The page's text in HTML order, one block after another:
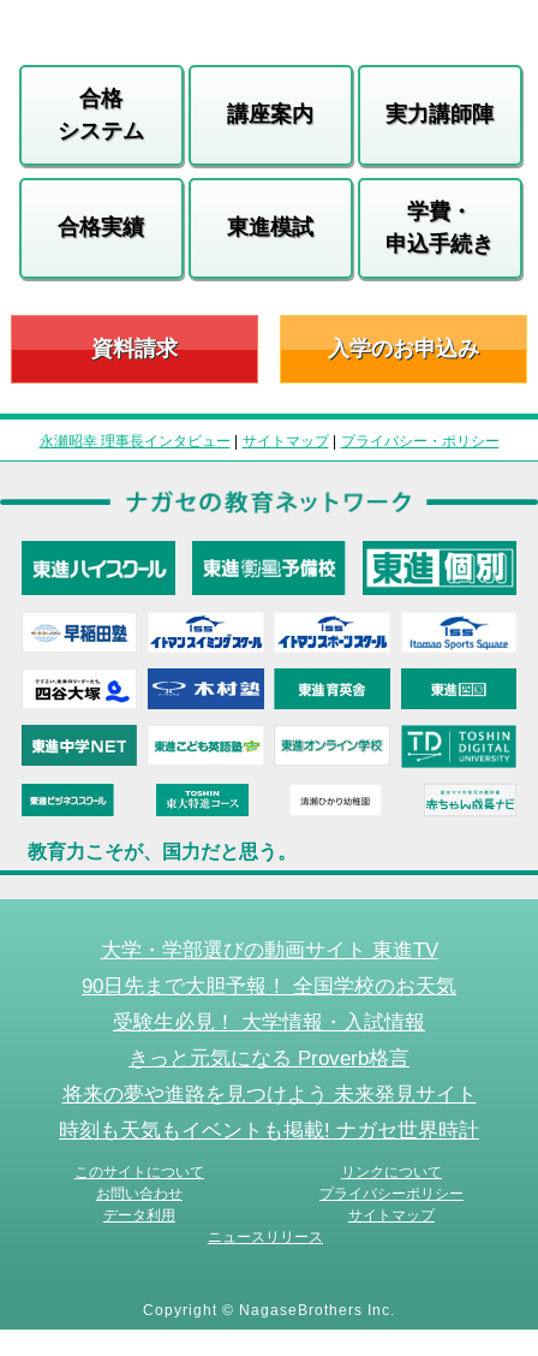
合格
システム
講座案内 実力講師陣
合格実績 東進模試
学費・
申込手続き
資料請求 入学のお申込み
永瀬昭幸 理事長インタビュー | サイトマップ| プライバシー・ポリシー
教育力こそが、国力だと思う。
大学・学部選びの動画サイト 東進TV
90日先まで大胆予報！ 全国学校のお天気
受験生必見！ 大学情報・入試情報
きっと元気になる Proverb格言
将来の夢や進路を見つけよう 未来発見サイト
時刻も天気もイベントも掲載! ナガセ世界時計
このサイトについて
リンクについて
お問い合わせ
プライバシーポリシー
データ利用
サイトマップ
ニュースリリース
Copyright © NagaseBrothers Inc.